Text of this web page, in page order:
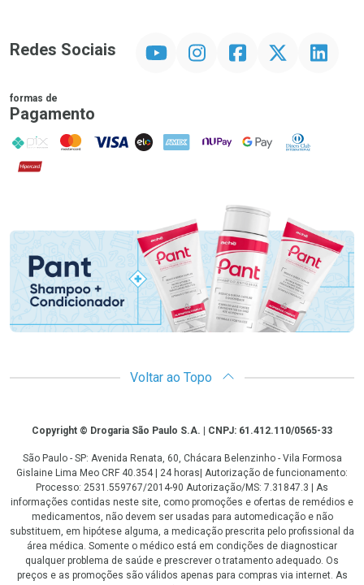
Redes Sociais InstagramFacebookTwitter Linkedin
formas de
Pagamento
PIX MasterCard
VISA ELO AMEX NuPay Google PayDiners Club
Hipercard
Promoção em Destaque
Voltar ao Topo
CopyrightCopyright © Drogaria São Paulo S.A. | CNPJ: 61.412.110/0565-33
São Paulo - SP: Avenida Renata, 60, Chácara Belenzinho - Vila Formosa
Gislaine Lima Meo CRF 40.354 | 24 horas| Autorização de funcionamento:
Processo: 2531.559767/2014-90 Autorização/MS: 7.31847.3 | As
informações contidas neste site, como promoções e ofertas de remédios e
medicamentos, não devem ser usadas para automedicação e não
substituem, em hipótese alguma, a medicação prescrita pelo profissional da
área médica. Somente o médico está em condições de diagnosticar
qualquer problema de saúde e prescrever o tratamento adequado. Os
preços e as promoções são válidos apenas para compras via internet. As